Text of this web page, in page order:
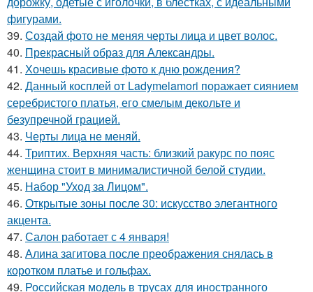
фигурами.
39. Создай фото не меняя черты лица и цвет волос.
40. Прекрасный образ для Александры.
41. Хочешь красивые фото к дню рождения?
42. Данный косплей от Ladymelamori поражает сиянием
серебристого платья, его смелым декольте и
безупречной грацией.
43. Черты лица не меняй.
44. Триптих. Верхняя часть: близкий ракурс по пояс
женщина стоит в минималистичной белой студии.
45. Набор "Уход за Лицом".
46. Открытые зоны после 30: искусство элегантного
акцента.
47. Салон работает с 4 января!
48. Алина загитова после преображения снялась в
коротком платье и гольфах.
49. Российская модель в трусах для иностранного